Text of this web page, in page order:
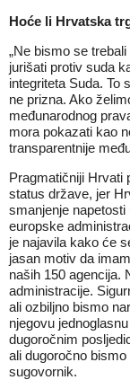
Hoće li Hrvatska
„Ne bismo se
jurišati protiv suda
integriteta Suda. To
ne prizna. Ako
međunarodnog
mora pokazati kao
transparentnije
Pragmatičniji Hrvati
status države, jer
smanjenje
europske
je najavila kako će
jasan motiv da
naših 150 agencija.
administracije.
ali ozbiljno bismo
njegovu
dugoročnim
ali dugoročno
sugovornik.